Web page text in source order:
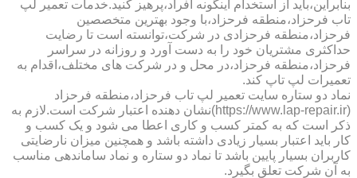
بنابراین،باید از استخدام اینگونه افراد،پرهیز کنید.خدمات تعمیر لپ
تاب فرحزاد،منطقه فرحزاد،با وجود بهترین متخصصین
فرحزاد،منطقه فرحزادی در شرکت،توانسته است تا رضایت
حداکثری مشتریان خود را به دست آورد و روزانه در سراسر
فرحزاد،منطقه فرحزاد،در محل و در شرکت های مختلف،اقدام به
تعمیرات لپ تاپ کند.
نماد دو ستاره سایت تعمیر لپ تاب فرحزاد،منطقه فرحزاد
(https://www.lap-repair.ir)نشان دهنده اعتبار شرکت است.لازم به
ذکر است که به کمتر کسب و کاری اعطا می شود و یک کسب و
کار باید اعتبار بسیار زیادی داشته باشد و همچنین میزان نارضایتی
کاربران بسیار پایین باشد تا نماد دو ستاره و نماد ساماندهی مناسب
به آن شرکت تعلق بگیرد.